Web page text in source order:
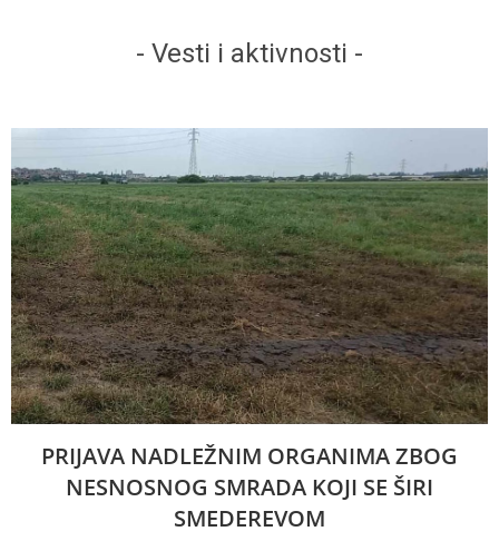
- Vesti i aktivnosti -
PRIJAVA NADLEŽNIM ORGANIMA ZBOG
NESNOSNOG SMRADA KOJI SE ŠIRI
SMEDEREVOM